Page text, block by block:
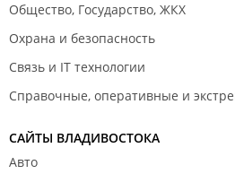
Общество, Государство, ЖКХ
Охрана и безопасность
Связь и IT технологии
Справочные, оперативные и
САЙТЫ ВЛАДИВОСТОКА
Авто